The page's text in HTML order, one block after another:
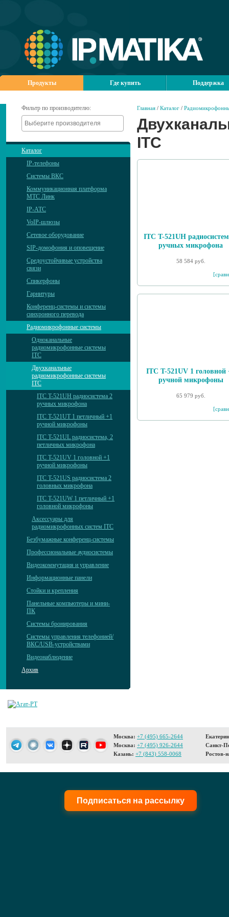
Продукты Где купить Поддержка
Фильтр по производителю:
Каталог
IP-телефоны
Системы ВКС
Коммуникационная платформа
МТС Линк
IP-АТС
VoIP-шлюзы
Сетевое оборудование
SIP-домофония и оповещение
Средоустойчивые устройства
связи
Спикерфоны
Гарнитуры
Конференц-системы и системы
синхронного перевода
Радиомикрофонные системы
Одноканальные
радиомикрофонные системы
ITC
Двухканальные
радиомикрофонные системы
ITC
ITC T-521UH радиосистема 2
ручных микрофона
ITC T-521UT 1 петличный +1
ручной микрофоны
ITC T-521UL радиосистема, 2
петличных микрофона
ITC T-521UV 1 головной +1
ручной микрофоны
ITC T-521US радиосистема 2
головных микрофона
ITC T-521UW 1 петличный +1
головной микрофоны
Аксессуары для
радиомикрофонных систем ITC
Безбумажные конференц-системы
Профессиональные аудиосистемы
Видеокоммутация и управление
Информационные панели
Стойки и крепления
Панельные компьютеры и мини-
ПК
Системы бронирования
Системы управления телефонией/
ВКС/USB-устройствами
Видеонаблюдение
Архив
Главная / Каталог /
ITC
ITC T-521UH
ручных микрофона
58 584 руб.
ITC T-521UV 1 головной
ручной микрофоны
65 979 руб.
Москва: +7 (495) 665-2644
Москва: +7 (495) 926-2644
Казань: +7 (843) 558-0068
Санкт-
Ростов-
Подписаться на рассылку